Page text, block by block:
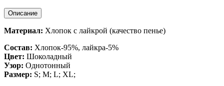
Описание
Материал: Хлопок с лайкрой (качество пенье)
Состав: Хлопок-95%, лайкра-5%
Цвет: Шоколадный
Узор: Однотонный
Размер: S; M; L; XL;